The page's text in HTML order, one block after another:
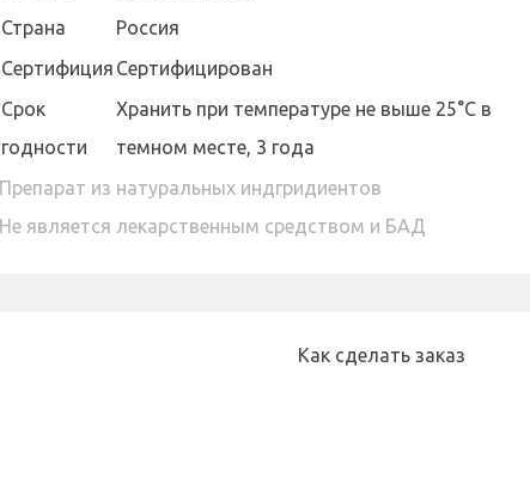
Страна
Россия
Сертифиция Сертифицирован
Cрок
годности
Хранить при температуре не выше 25°С в
темном месте, 3 года
Препарат из натуральных индгридиентов
Не является лекарственным средством и БАД
Как сделать заказ